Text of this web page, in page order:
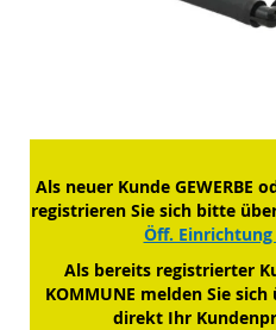
Als neuer Kunde GEWERBE
registrieren Sie sich bitte
Öff.
Als bereits registrierter
KOMMUNE melden Sie sich
direkt Ihr
Zum
der
Bildergalerie